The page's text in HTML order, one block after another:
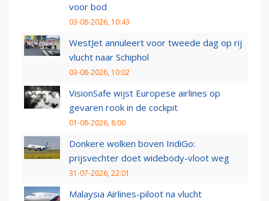
voor bod
03-08-2026, 10:43
WestJet annuleert voor tweede dag op rij
vlucht naar Schiphol
03-08-2026, 10:02
VisionSafe wijst Europese airlines op
gevaren rook in de cockpit
01-08-2026, 8:00
Donkere wolken boven IndiGo:
prijsvechter doet widebody-vloot weg
31-07-2026, 22:01
Malaysia Airlines-piloot na vlucht